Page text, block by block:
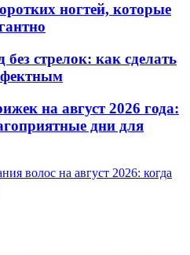
ногтей, которые
стрелок: как сделать
на август 2026 года:
дни для
волос на август 2026: когда